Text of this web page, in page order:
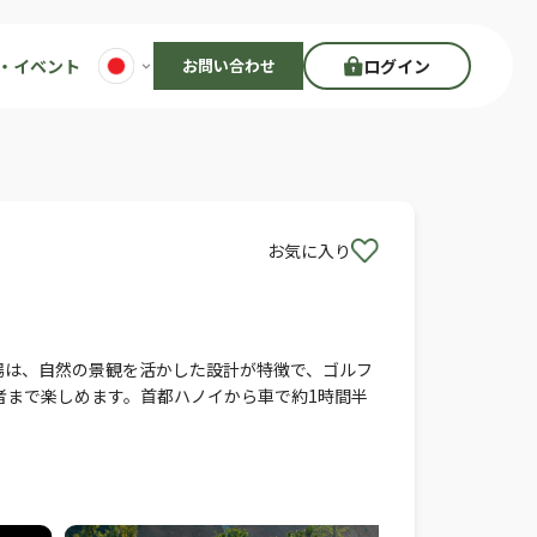
イベント お問い合わせ ログイン
お気に入り
、自然の景観を活かした設計が特徴で、ゴルフ
で楽しめます。首都ハノイから車で約1時間半